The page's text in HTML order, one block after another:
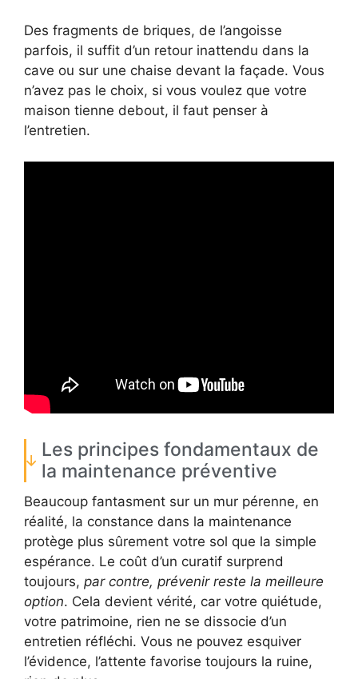
Des fragments de briques, de l’angoisse
parfois, il suffit d’un retour inattendu dans la
cave ou sur une chaise devant la façade. Vous
n’avez pas le choix, si vous voulez que votre
maison tienne debout, il faut penser à
l’entretien.
Les principes fondamentaux de
la maintenance préventive
Beaucoup fantasment sur un mur pérenne, en
réalité, la constance dans la maintenance
protège plus sûrement votre sol que la simple
espérance. Le coût d’un curatif surprend
toujours, par contre, prévenir reste la meilleure
option. Cela devient vérité, car votre quiétude,
votre patrimoine, rien ne se dissocie d’un
entretien réfléchi. Vous ne pouvez esquiver
l’évidence, l’attente favorise toujours la ruine,